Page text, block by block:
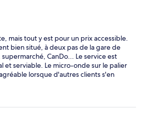
mais tout y est pour un prix accessible.
bien situé, à deux pas de la gare de
CanDo... Le service est
et serviable. Le micro-onde sur le palier
lorsque d'autres clients s'en